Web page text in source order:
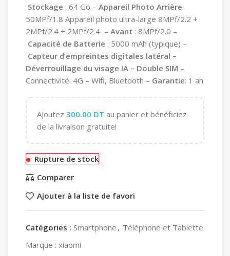
Stockage : 64 Go – Appareil Photo Arrière:
50MPf/1.8 Appareil photo ultra-large 8MPf/2.2 +
2MPf/2.4 + 2MPf/2.4 – Avant : 8MPf/2.0 –
Capacité de Batterie : 5000 mAh (typique) –
Capteur d’empreintes digitales latéral –
Déverrouillage du visage IA – Double SIM –
Connectivité: 4G – Wifi, Bluetooth – Garantie: 1 an
Ajoutez 300.00 DT au panier et bénéficiez
de la livraison gratuite!
Rupture de stock
Comparer
Ajouter à la liste de favori
Catégories : Smartphone , Téléphone et Tablette
Marque : xiaomi